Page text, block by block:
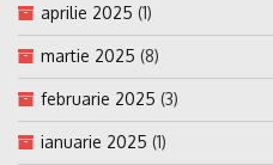
aprilie 2025 (1)
martie 2025 (8)
februarie 2025 (3)
ianuarie 2025 (1)